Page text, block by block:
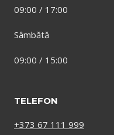
09:00 / 17:00
Sâmbătă
09:00 / 15:00
TELEFON
+373 67 111 999